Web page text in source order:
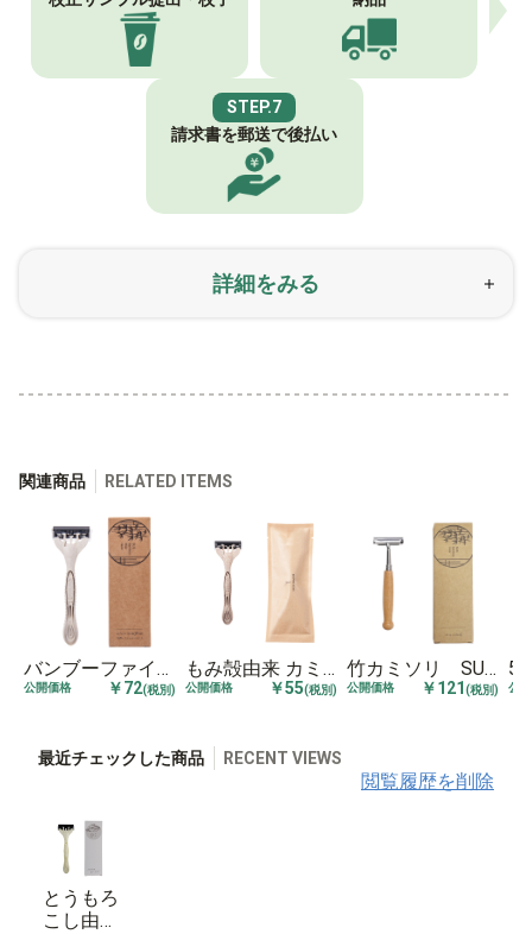
STEP.7
請求書を郵送で後払い
詳細をみる
関連商品 RELATED ITEMS
バンブーファイバー配合 5枚刃カミソリ SUS Bamboo Fiber Razor
公開価格 ￥72(税別)
もみ殻由来 カミソリ（袋タイプ） ECO Razor -Bag Type-
公開価格 ￥55(税別)
竹カミソリ SUS organic Bamboo Razor
公開価格 ￥121 (税別) 公
最近チェックした商品 RECENT VIEWS
閲覧履歴を削除
とうもろ
こし由来